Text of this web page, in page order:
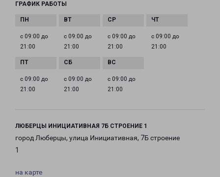
ГРАФИК РАБОТЫ
с 09:00 до
21:00
с 09:00 до
21:00
с 09:00 до
21:00
с 09:00 до
21:00
с 09:00 до
21:00
с 09:00 до
21:00
с 09:00 до
21:00
ЛЮБЕРЦЫ ИНИЦИАТИВНАЯ 7Б СТРОЕНИЕ 1
город Люберцы, улица Инициативная, 7Б строение
1
на карте